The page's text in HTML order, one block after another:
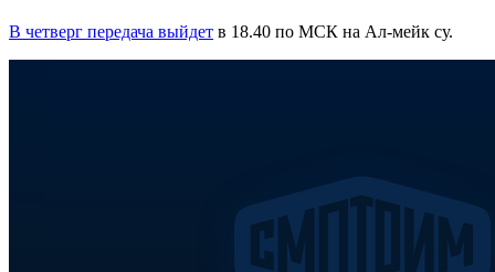
В четверг передача выйдет в 18.40 по МСК на Ал-мейк су.